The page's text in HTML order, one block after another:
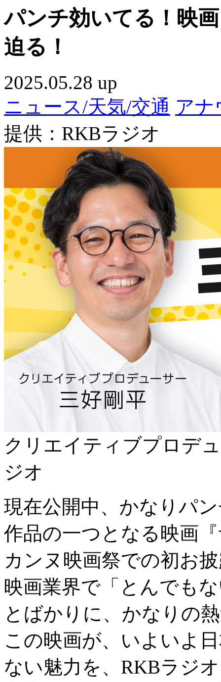
パンチ効いてる！映
迫る！
2025.05.28 up
ニュース/天気/交通 アナ
提供：RKBラジオ
クリエイティブプロデ
ジオ
現在公開中、かなりパ
作品の一つとなる映画
カンヌ映画祭での初お
映画業界で「とんでも
とばかりに、かなりの
この映画が、いよいよ
ない魅力を、RKBラジ